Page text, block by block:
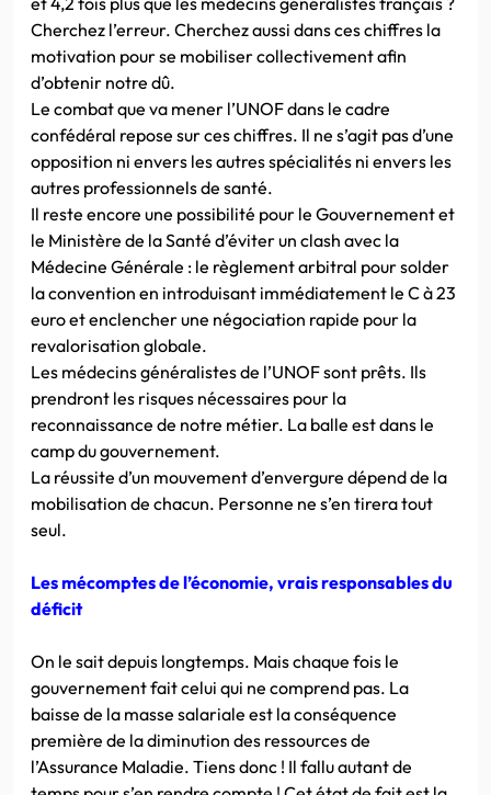
Cherchez l’erreur. Cherchez aussi dans ces chiffres la
motivation pour se mobiliser collectivement afin
d’obtenir notre dû.
Le combat que va mener l’UNOF dans le cadre
confédéral repose sur ces chiffres. Il ne s’agit pas d’une
opposition ni envers les autres spécialités ni envers les
autres professionnels de santé.
Il reste encore une possibilité pour le Gouvernement et
le Ministère de la Santé d’éviter un clash avec la
Médecine Générale : le règlement arbitral pour solder
la convention en introduisant immédiatement le C à 23
euro et enclencher une négociation rapide pour la
revalorisation globale.
Les médecins généralistes de l’UNOF sont prêts. Ils
prendront les risques nécessaires pour la
reconnaissance de notre métier. La balle est dans le
camp du gouvernement.
La réussite d’un mouvement d’envergure dépend de la
mobilisation de chacun. Personne ne s’en tirera tout
seul.
Les mécomptes de l’économie, vrais responsables du
déficit
On le sait depuis longtemps. Mais chaque fois le
gouvernement fait celui qui ne comprend pas. La
baisse de la masse salariale est la conséquence
première de la diminution des ressources de
l’Assurance Maladie. Tiens donc ! Il fallu autant de